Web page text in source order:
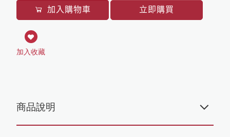
Cytiva
加入購物車 立即購買
加入收藏
商品說明